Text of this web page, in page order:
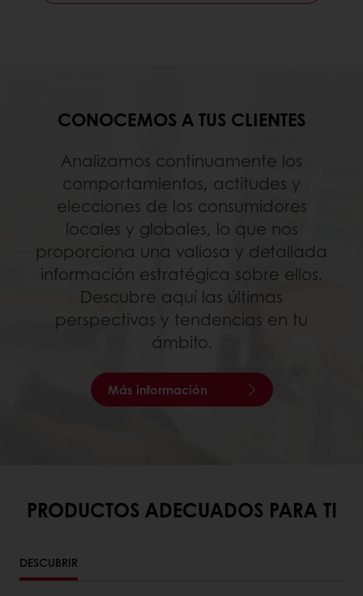
CONOCEMOS A TUS CLIENTES
Analizamos continuamente los
comportamientos, actitudes y
elecciones de los consumidores
locales y globales, lo que nos
proporciona una valiosa y detallada
información estratégica sobre ellos.
Descubre aquí las últimas
perspectivas y tendencias en tu
ámbito.
Más información
PRODUCTOS ADECUADOS PARA TI
DESCUBRIR